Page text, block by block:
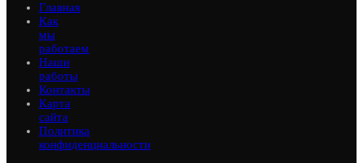
Главная
Как
мы
работаем
Наши
работы
Контакты
Карта
сайта
Политика
конфиденциальности